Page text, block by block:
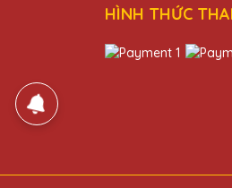
HÌNH THỨC